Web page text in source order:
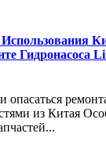
Гидронасоса
из Китая